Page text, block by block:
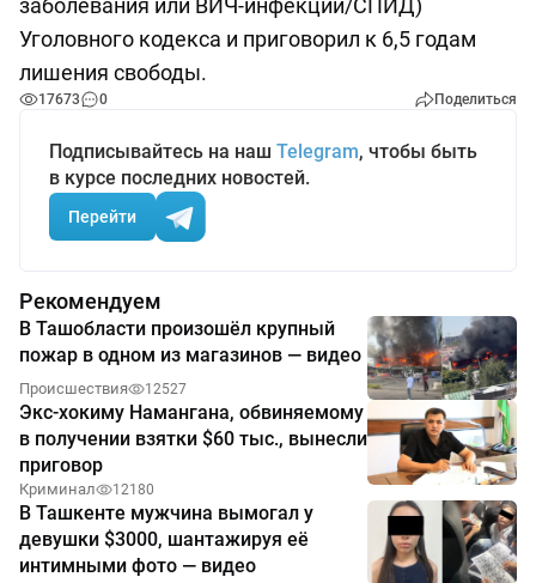
заболевания или ВИЧ-инфекции/СПИД)
Уголовного кодекса и приговорил к 6,5 годам
лишения свободы.
17673 0 Поделиться
Подписывайтесь на наш Telegram, чтобы быть
в курсе последних новостей.
Перейти
Рекомендуем
В Ташобласти произошёл крупный
пожар в одном из магазинов — видео
Происшествия 12527
Экс-хокиму Намангана, обвиняемому
в получении взятки $60 тыс., вынесли
приговор
Криминал 12180
В Ташкенте мужчина вымогал у
девушки $3000, шантажируя её
интимными фото — видео